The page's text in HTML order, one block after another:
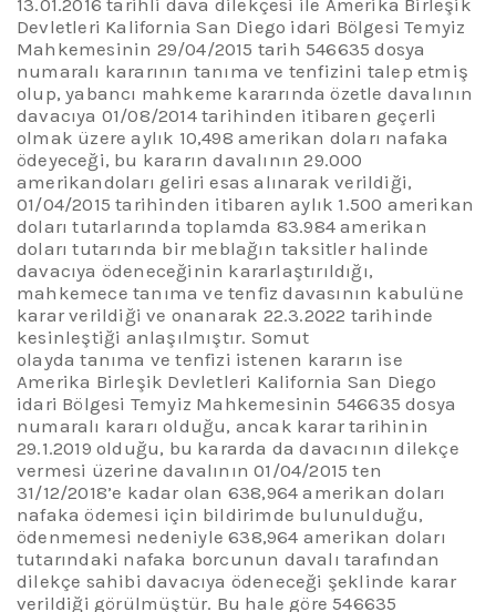
Devletleri Kalifornia San Diego idari Bölgesi Temyiz
Mahkemesinin 29/04/2015 tarih 546635 dosya
numaralı kararının tanıma ve tenfizini talep etmiş
olup, yabancı mahkeme kararında özetle davalının
davacıya 01/08/2014 tarihinden itibaren geçerli
olmak üzere aylık 10,498 amerikan doları nafaka
ödeyeceği, bu kararın davalının 29.000
amerikandoları geliri esas alınarak verildiği,
01/04/2015 tarihinden itibaren aylık 1.500 amerikan
doları tutarlarında toplamda 83.984amerikan
doları tutarında bir meblağın taksitler halinde
davacıya ödeneceğinin kararlaştırıldığı,
mahkemece tanıma ve tenfiz davasının kabulüne
karar verildiği ve onanarak 22.3.2022 tarihinde
kesinleştiği anlaşılmıştır. Somut
olayda tanıma ve tenfizi istenen kararın ise
Amerika Birleşik Devletleri Kalifornia San Diego
idari Bölgesi Temyiz Mahkemesinin 546635 dosya
numaralı kararı olduğu, ancak karar tarihinin
29.1.2019 olduğu, bu kararda da davacının dilekçe
vermesi üzerine davalının 01/04/2015 ten
31/12/2018’e kadar olan 638,964amerikan doları
nafaka ödemesi için bildirimde bulunulduğu,
ödenmemesi nedeniyle 638,964 amerikan doları
tutarındaki nafaka borcunun davalı tarafından
dilekçe sahibi davacıya ödeneceği şeklinde karar
verildiği görülmüştür. Bu hale göre 546635